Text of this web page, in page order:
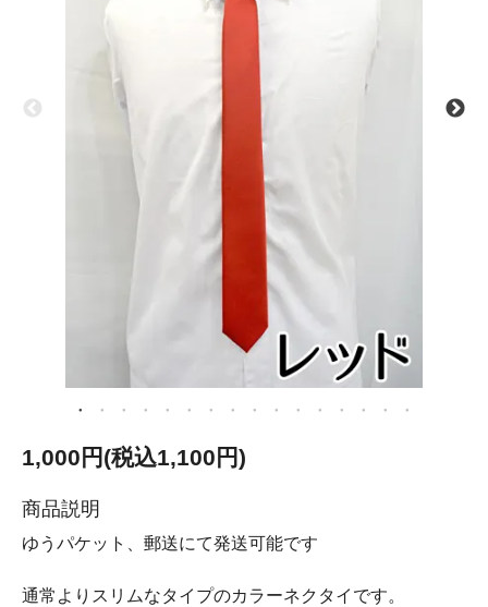
1,000円(税込1,100円)
商品説明
ゆうパケット、郵送にて発送可能です
通常よりスリムなタイプのカラーネクタイです。